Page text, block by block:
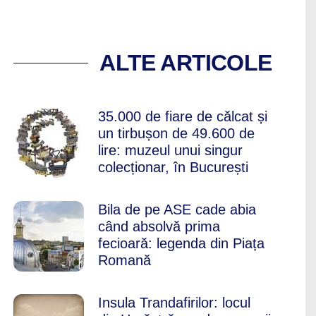
CU MAȘINA,
ALTE ARTICOLE
35.000 de fiare de călcat și
un tirbușon de 49.600 de
lire: muzeul unui singur
colecționar, în București
Bila de pe ASE cade abia
când absolvă prima
fecioară: legenda din Piața
Romană
Insula Trandafirilor: locul